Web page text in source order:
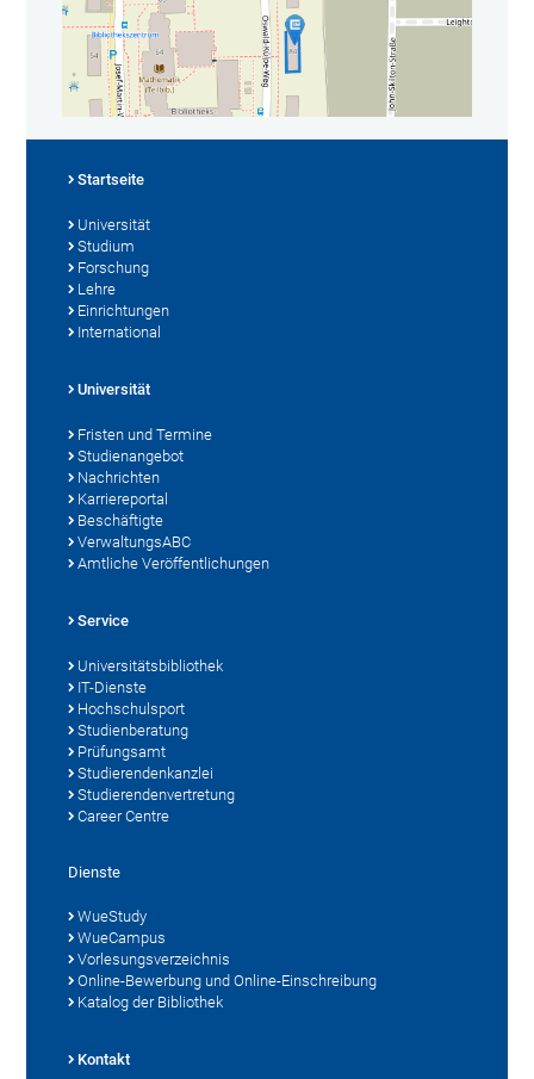
Startseite
Universität
Studium
Forschung
Lehre
Einrichtungen
International
Universität
Fristen und Termine
Studienangebot
Nachrichten
Karriereportal
Beschäftigte
VerwaltungsABC
Amtliche Veröffentlichungen
Service
Universitätsbibliothek
IT-Dienste
Hochschulsport
Studienberatung
Prüfungsamt
Studierendenkanzlei
Studierendenvertretung
Career Centre
Dienste
WueStudy
WueCampus
Vorlesungsverzeichnis
Online-Bewerbung und Online-Einschreibung
Katalog der Bibliothek
Kontakt